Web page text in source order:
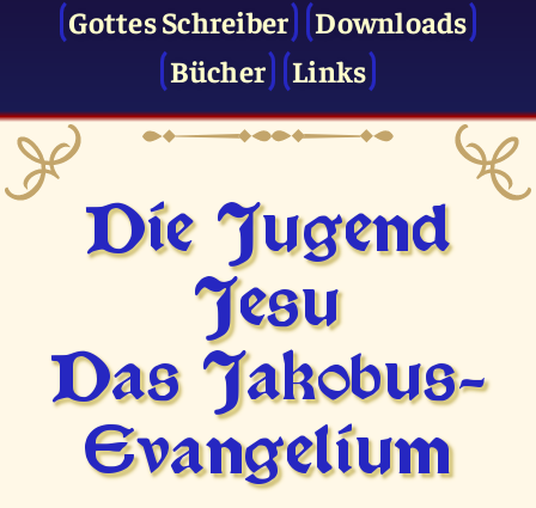
Gottes Schreiber
Downloads
Bücher
Links
Die Jugend
Jesu
Das Jakobus-
Evangelium